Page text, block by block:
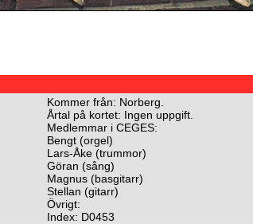
Kommer från: Norberg.
Årtal på kortet: Ingen uppgift.
Medlemmar i CEGES:
Bengt (orgel)
Lars-Åke (trummor)
Göran (sång)
Magnus (basgitarr)
Stellan (gitarr)
Övrigt:
Index: D0453